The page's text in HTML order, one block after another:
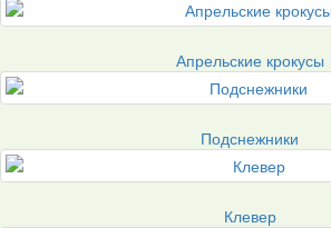
Апрельские крокусы
Подснежники
Клевер